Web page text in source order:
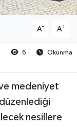
A- A+
6
Okunma
ve medeniyet
nesillere